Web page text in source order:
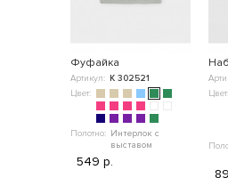
Фуфайка
Артикул: К 302521
Цвет:
Полотно: Интерлок с
выставом
549 р.
Цвет: